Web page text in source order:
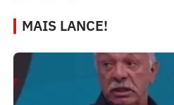
MAIS LANCE!